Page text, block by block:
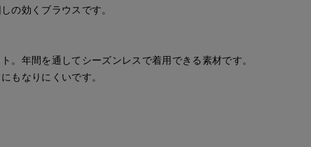
の効くブラウスです。
。年間を通してシーズンレスで着用できる素材です。
もなりにくいです。